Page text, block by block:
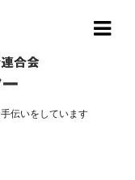
伝いをしています